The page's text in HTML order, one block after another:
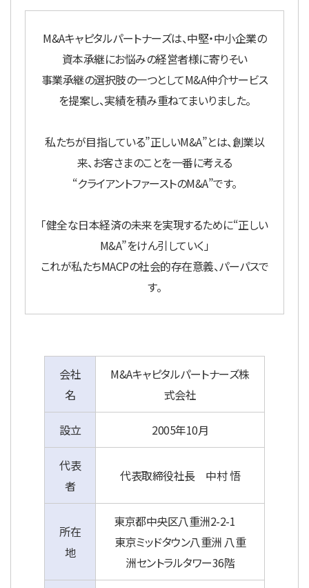
M&Aキャピタルパートナーズは、中堅・中小企業の
資本承継にお悩みの経営者様に寄りそい
事業承継の選択肢の一つとしてM&A仲介サービス
を提案し、実績を積み重ねてまいりました。
私たちが目指している”正しいM&A”とは、創業以
来、お客さまのことを一番に考える
“クライアントファーストのM&A”です。
「健全な日本経済の未来を実現するために“正しい
M&A”をけん引していく」
これが私たちMACPの社会的存在意義、パーパスで
す。
会社
名
M&Aキャピタルパートナーズ株
式会社
設立 2005年10月
代表
者
代表取締役社長 中村 悟
所在
地
東京都中央区八重洲2-2-1
東京ミッドタウン八重洲 八重
洲セントラルタワー36階